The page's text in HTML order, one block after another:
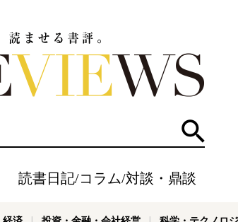
検索
読書日記/コラム/対談・鼎談